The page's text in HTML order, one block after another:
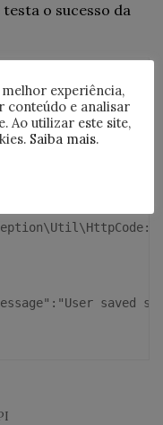
o sucesso da
saved
experiência,
conteúdo e analisar
Ao utilizar este site,
Saiba mais.